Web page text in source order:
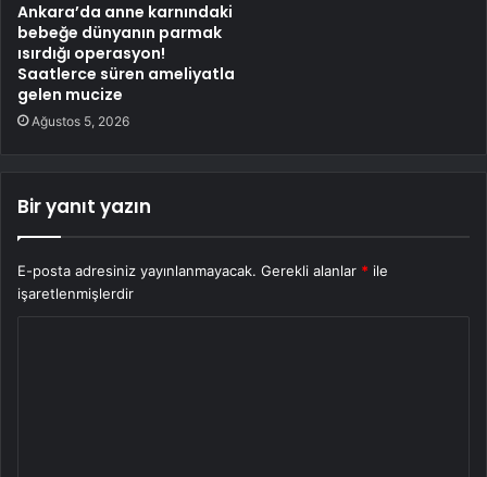
Ankara’da anne karnındaki
bebeğe dünyanın parmak
ısırdığı operasyon!
Saatlerce süren ameliyatla
gelen mucize
Ağustos 5, 2026
Bir yanıt yazın
E-posta adresiniz yayınlanmayacak. Gerekli alanlar * ile
işaretlenmişlerdir